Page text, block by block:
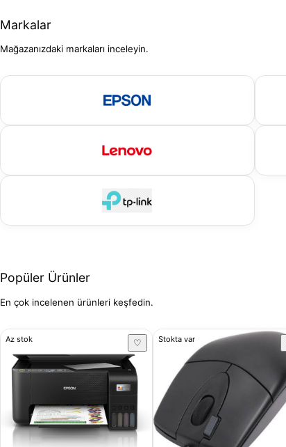
Markalar
Mağazanızdaki markaları inceleyin.
Popüler Ürünler
En çok incelenen ürünleri keşfedin.
Az stok ♡ Stokta var